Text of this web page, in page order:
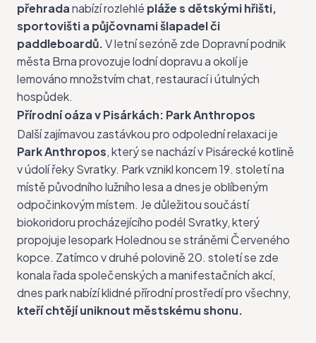
přehradanabízí rozlehlé pláže s dětskými hřišti,
sportovišti a půjčovnami šlapadel či
paddleboardů.V letní sezóně zde Dopravní podnik
města Brna provozuje lodní dopravu a okolí je
lemováno množstvím chat, restaurací i útulných
hospůdek.
Přírodní oáza v Pisárkách: Park Anthropos
Další zajímavou zastávkou pro odpolední relaxaci je
Park Anthropos, který se nachází v Pisárecké kotlině
v údolí řeky Svratky. Park vznikl koncem 19. století na
místě původního lužního lesa a dnes je oblíbeným
odpočinkovým místem. Je důležitou součástí
biokoridoru procházejícího podél Svratky, který
propojuje lesopark Holednou se stráněmi Červeného
kopce. Zatímco v druhé polovině 20. století se zde
konala řada společenských a manifestačních akcí,
dnes park nabízí klidné přírodní prostředí pro všechny,
kteří chtějí uniknout městskému shonu.